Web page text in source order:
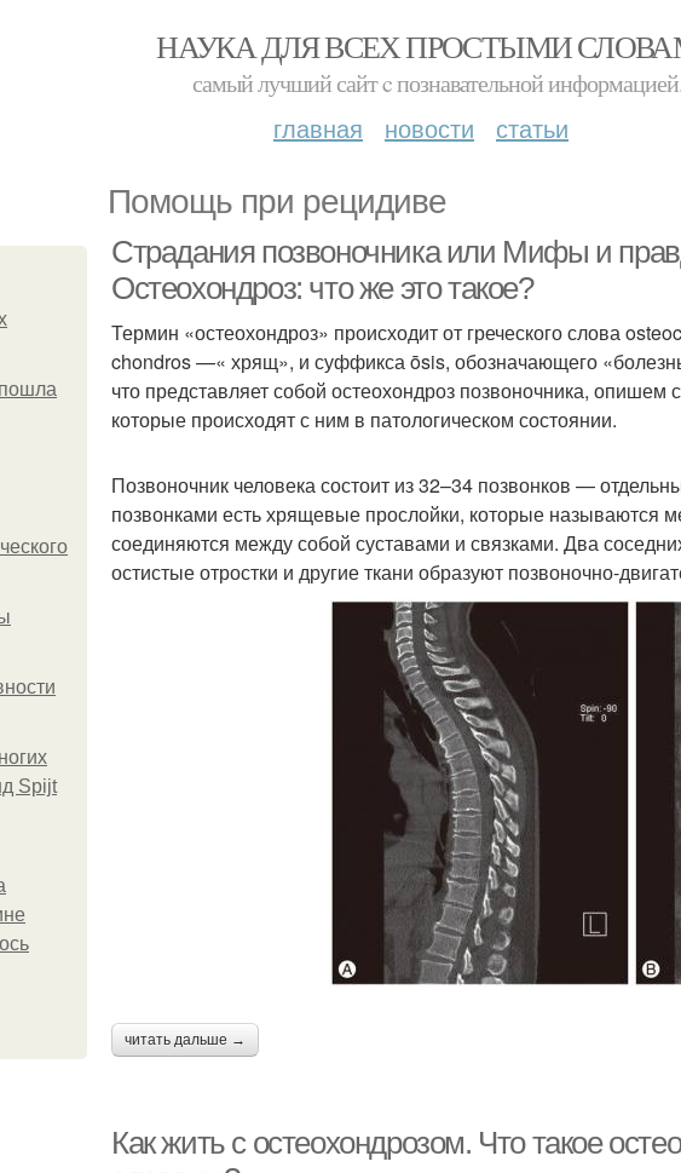
НАУКА ДЛЯ ВСЕХ ПРОСТЫМИ
самый лучший сайт c познавательной
главная новости статьи
Помощь при рецидиве
Spijt
Страдания позвоночника или Мифы и
Остеохондроз: что же это такое?
Термин «остеохондроз» происходит от греческого слова
chondros —« хрящ», и суффикса ōsis, обозначающего
что представляет собой остеохондроз позвоночника, опишем
которые происходят с ним в патологическом состоянии.
Позвоночник человека состоит из 32–34 позвонков —
позвонками есть хрящевые прослойки, которые называются
соединяются между собой суставами и связками. Два
остистые отростки и другие ткани образуют позвоночно-
читать дальше →
Как жить с остеохондрозом. Что такое